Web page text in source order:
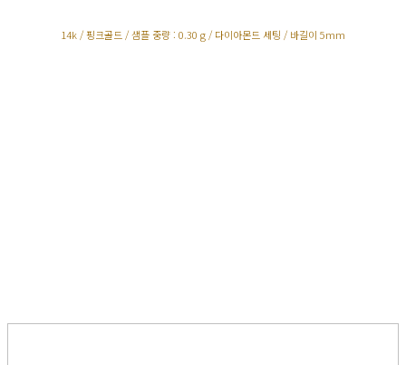
14k / 핑크골드 / 샘플 중량 : 0.30 g / 다이아몬드 세팅 / 바길이 5mm